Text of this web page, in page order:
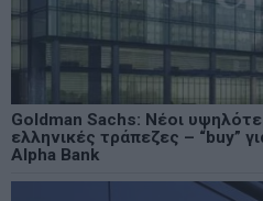
Goldman Sachs: Νέοι
ελληνικές τράπεζες – “buy”
Alpha Bank